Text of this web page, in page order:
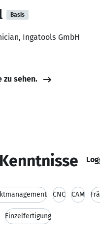
Basis
Ingatools GmbH
zu sehen.
CNC CAM
Einzelfertigung